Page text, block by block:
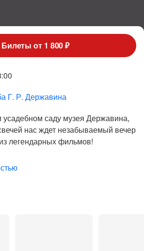
Билеты от 1 800 ₽
Г. Р. Державина
саду музея Державина,
нас ждет незабываемый вечер
легендарных фильмов!
собраны музыкальные
"Завтрак у Тиффани",